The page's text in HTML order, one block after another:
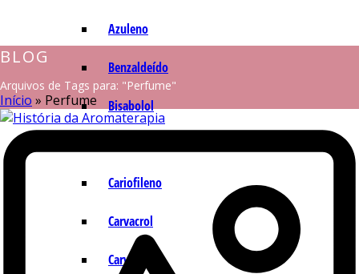
Azuleno
Benzaldeído
Bisabolol
Cariofileno
Carvacrol
Carvona
BLOG
Arquivos de Tags para: "Perfume"
Início » Perfume